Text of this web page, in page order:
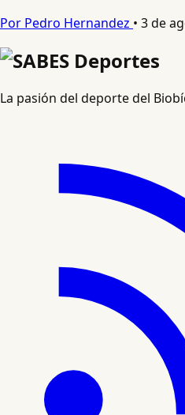
Por Pedro Hernandez • 3 de
La pasión del deporte del